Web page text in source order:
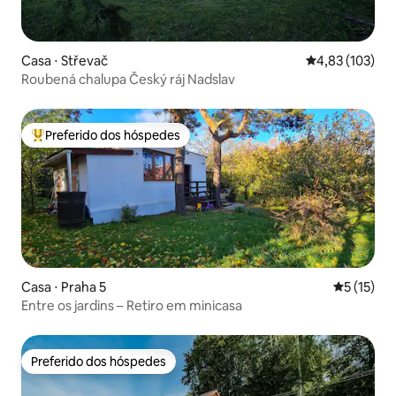
Casa ⋅ Střevač 4,83 de uma
4,83 (103)
Roubená chalupa Český ráj Nadslav
Entre os melhores preferidos dos hóspedes
Preferido dos hóspedes
Casa ⋅ Praha 5 5 de uma
5 (15)
Entre os jardins – Retiro em minicasa
Preferido dos hóspedes
Preferido dos hóspedes